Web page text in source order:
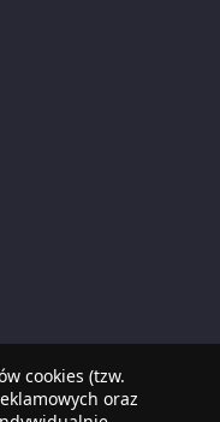
cookies (tzw.
oraz